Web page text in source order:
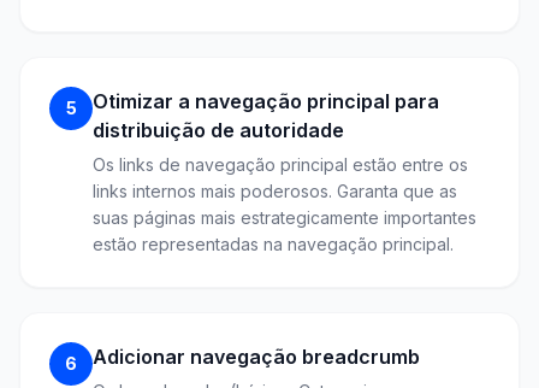
5
Otimizar a navegação principal para
distribuição de autoridade
Os links de navegação principal estão entre os
links internos mais poderosos. Garanta que as
suas páginas mais estrategicamente importantes
estão representadas na navegação principal.
6 Adicionar navegação breadcrumb